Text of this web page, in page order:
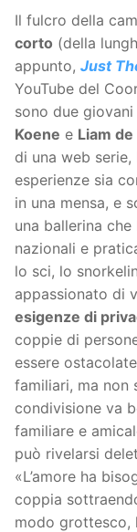
Il fulcro della
corto (della
appunto, Just
YouTube del
sono due
Koene e Liam
di una web
esperienze sia
in una mensa, e
una ballerina
nazionali e
lo sci, lo
appassionato di
esigenze di
coppie di
essere
familiari, ma non
condivisione va
familiare e
può rivelarsi
«L’amore ha
coppia
modo grottesco,